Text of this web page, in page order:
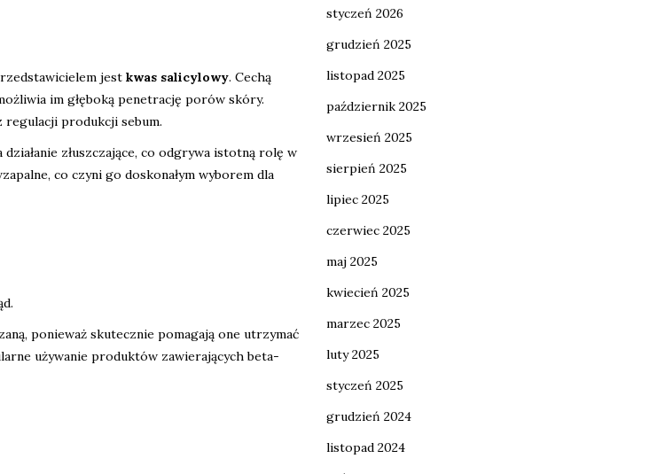
jest kwas salicylowy. Cechą
im głęboką penetrację porów skóry.
produkcji sebum.
złuszczające, co odgrywa istotną rolę w
co czyni go doskonałym wyborem dla
ponieważ skutecznie pomagają one utrzymać
używanie produktów zawierających beta-
styczeń 2026
grudzień 2025
listopad 2025
październik 2025
wrzesień 2025
sierpień 2025
lipiec 2025
czerwiec 2025
maj 2025
kwiecień 2025
marzec 2025
luty 2025
styczeń 2025
grudzień 2024
listopad 2024